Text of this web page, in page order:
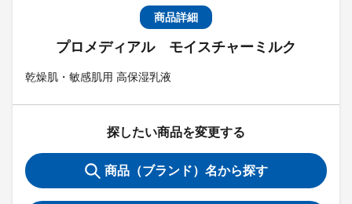
商品詳細
プロメディアル モイスチャーミルク
乾燥肌・敏感肌用 高保湿乳液
探したい商品を変更する
商品（ブランド）名から探す